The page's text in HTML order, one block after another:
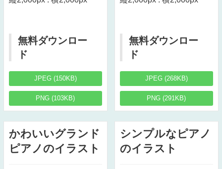
無料ダウンロー
ド
JPEG (150KB)
PNG (103KB)
無料ダウンロー
ド
JPEG (268KB)
PNG (291KB)
かわいいグランド
ピアノのイラスト
シンプルなピアノ
のイラスト